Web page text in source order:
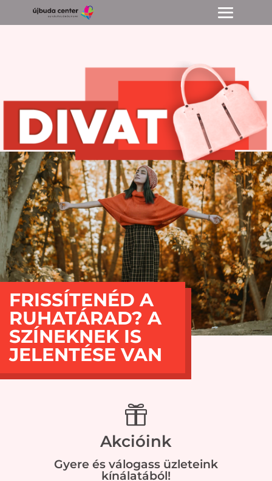
FRISSÍTENÉD A
RUHATÁRAD? A
SZÍNEKNEK IS
JELENTÉSE VAN

Akcióink
Gyere és válogass üzleteink
kínálatából!